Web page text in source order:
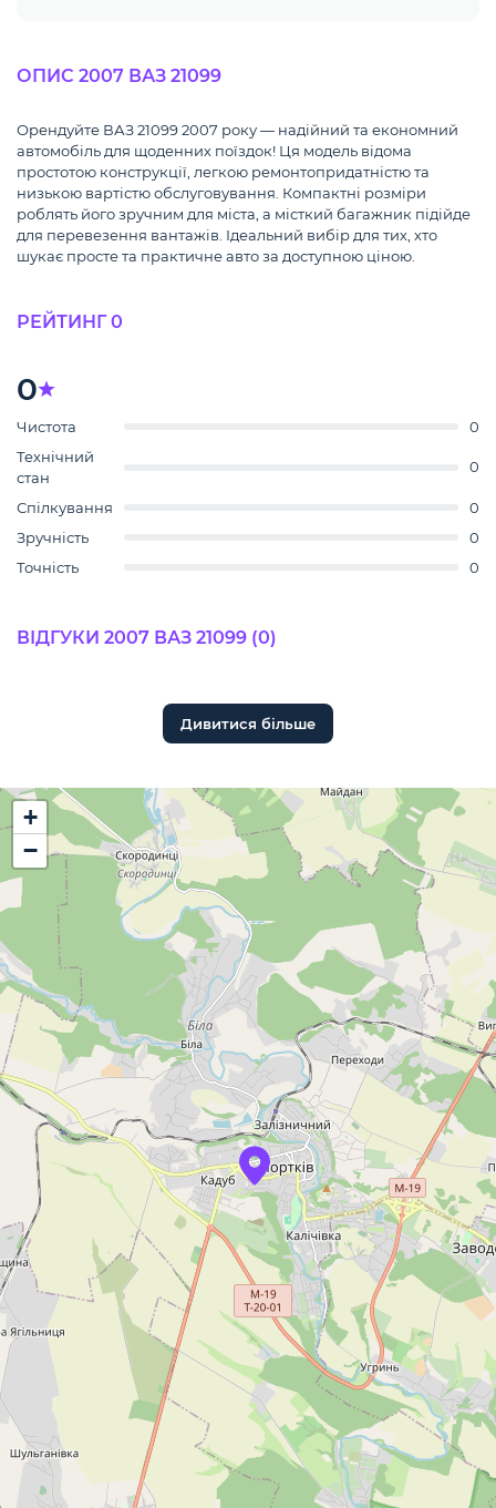
ОПИС 2007 ВАЗ 21099
Орендуйте ВАЗ 21099 2007 року — надійний та економний
автомобіль для щоденних поїздок! Ця модель відома
простотою конструкції, легкою ремонтопридатністю та
низькою вартістю обслуговування. Компактні розміри
роблять його зручним для міста, а місткий багажник підійде
для перевезення вантажів. Ідеальний вибір для тих, хто
шукає просте та практичне авто за доступною ціною.
РЕЙТИНГ 0
0
Чистота
0
Технічний
стан
0
Спілкування
0
Зручність
0
Точність
0
ВІДГУКИ 2007 ВАЗ 21099 (0)
Дивитися більше
+
−